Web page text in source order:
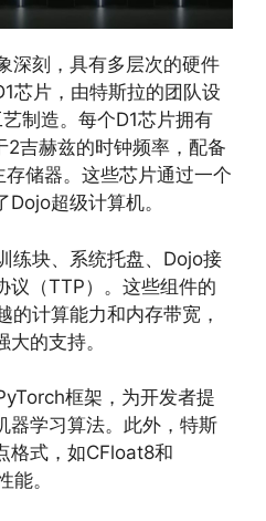
深刻，具有多层次的硬件
芯片，由特斯拉的团队设
制造。每个D1芯片拥有
吉赫兹的时钟频率，配备
储器。这些芯片通过一个
超级计算机。
练块、系统托盘、Dojo接
议（TTP）。这些组件的
的计算能力和内存带宽，
的支持。
框架，为开发者提
器学习算法。此外，特斯
格式，如CFloat8和
能。